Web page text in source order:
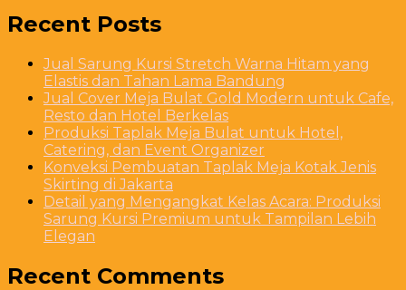
Recent Posts
Jual Sarung Kursi Stretch Warna Hitam yang
Elastis dan Tahan Lama Bandung
Jual Cover Meja Bulat Gold Modern untuk Cafe,
Resto dan Hotel Berkelas
Produksi Taplak Meja Bulat untuk Hotel,
Catering, dan Event Organizer
Konveksi Pembuatan Taplak Meja Kotak Jenis
Skirting di Jakarta
Detail yang Mengangkat Kelas Acara: Produksi
Sarung Kursi Premium untuk Tampilan Lebih
Elegan
Recent Comments